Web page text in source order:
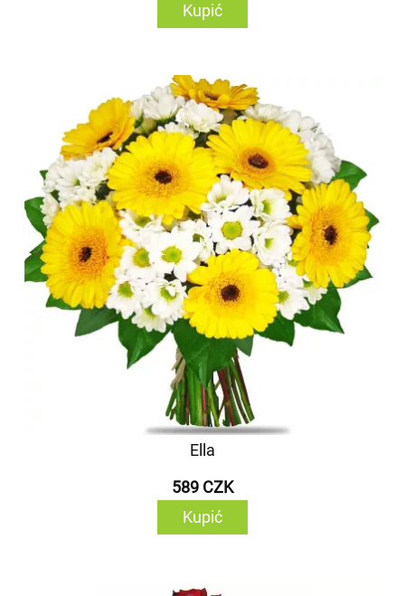
Kupić
Ella
589 CZK
Kupić